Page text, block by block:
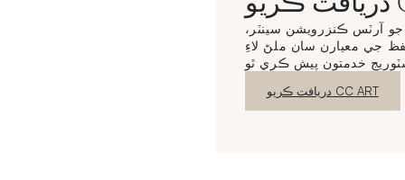
آرٽس ڪنزرويشن سينٽر،
جي معيارن سان ملڻ لاءِ
نئين ونڊو دريافت ڪريو CC ART